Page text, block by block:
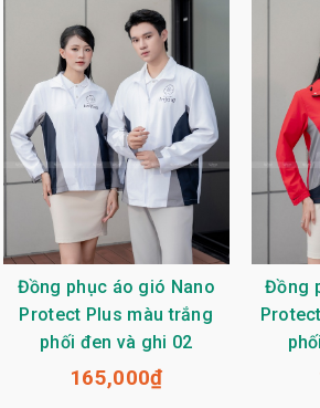
Đồng phục áo gió Nano
Protect Plus màu trắng
phối đen và ghi 02
165,000₫
Đồng